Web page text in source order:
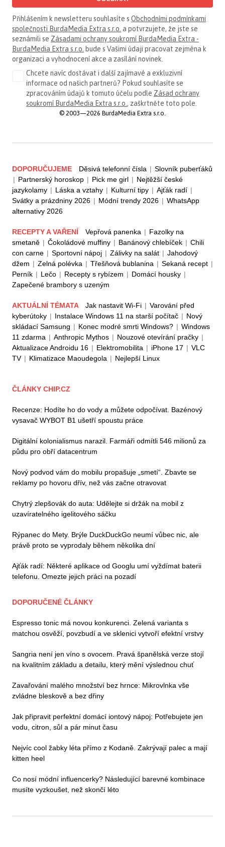
Přihlášením k newsletteru souhlasíte s Obchodními podmínkami
společnosti BurdaMedia Extra s.r.o. a potvrzujete, že jste se
seznámili se Zásadami ochrany soukromí BurdaMedia Extra -
BurdaMedia Extra s.r.o. bude s Vašimi údaji pracovat zejména k
organizaci a vyhodnocení akce a zasílání novinek.
Chcete navíc dostávat i další zajímavé a exkluzivní
informace od našich partnerů? Pokud souhlasíte se
zpracováním údajů k tomuto účelu podle Zásad ochrany
soukromí BurdaMedia Extra s.r.o. , zaškrtněte toto pole.
© 2003—2026 BurdaMedia Extra s.r.o.
DOPORUČUJEME Děsivá telefonní čísla | Slovník puberťáků
| Partnerský horoskop | Pick me girl | Nejtěžší české
jazykolamy | Láska a vztahy | Kulturní tipy | Ajťák radí |
Svátky a prázdniny 2026 | Módní trendy 2026 | WhatsApp
alternativy 2026
RECEPTY A VAŘENÍ Vepřová panenka | Fazolky na
smetaně | Čokoládové muffiny | Banánový chlebíček | Chili
con carne | Sportovní nápoj | Zálivky na salát | Jahodový
džem | Zelná polévka | Třešňová bublanina | Sekaná recept |
Perník | Lečo | Recepty s rybízem | Domácí housky |
Zapečené brambory s uzeným
AKTUÁLNÍ TÉMATA Jak nastavit Wi-Fi | Varování před
kyberútoky | Instalace Windows 11 na starší počítač | Nový
skládací Samsung | Konec modré smrti Windows? | Windows
11 zdarma | Anthropic Mythos | Nouzové otevírání pračky |
Aktualizace Androidu 16 | Elektromobilita | iPhone 17 | VLC
TV | Klimatizace Maoudegola | Nejlepší Linux
ČLÁNKY CHIP.CZ
Recenze: Hodíte ho do vody a můžete odpočívat. Bazénový
vysavač WYBOT B1 ušetří spoustu práce
Digitální kolonialismus narazil. Farmáři odmítli 546 milionů za
půdu pro obří datacentrum
Nový podvod vám do mobilu propašuje „smetí“. Zbavte se
reklamy po hovoru dřív, než vás začne otravovat
Chytrý zlepšovák do auta: Udělejte si držák na mobil z
uzavíratelného igelitového sáčku
Rýpanec do Mety. Brýle DuckDuckGo neumí vůbec nic, ale
právě proto se vyprodaly během několika dní
Ajťák radí: Některé aplikace od Googlu umí vyždímat baterii
telefonu. Omezte jejich práci na pozadí
DOPORUČENÉ ČLÁNKY
Espresso tonic má novou konkurenci. Zelená varianta s
matchou osvěží, povzbudí a ve sklenici vytvoří efektní vrstvy
Sangria není jen víno s ovocem. Pravá španělská verze stojí
na kvalitním základu a detailu, který mění výslednou chuť
Zavařování malého množství bez hrnce: Mikrovlnka vše
zvládne bleskově a bez dřiny
Jak připravit perfektní domácí iontový nápoj: Potřebujete jen
vodu, citron, sůl a pár minut času
Nejvíc cool žabky léta přímo z Kodaně. Zakrývají palec a mají
kitten heel
Co nosí módní influencerky? Následující barevné kombinace
musíte vyzkoušet, než skončí léto